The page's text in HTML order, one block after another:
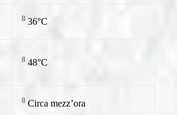
8 36°C
8 48°C
8 Circa mezz’ora